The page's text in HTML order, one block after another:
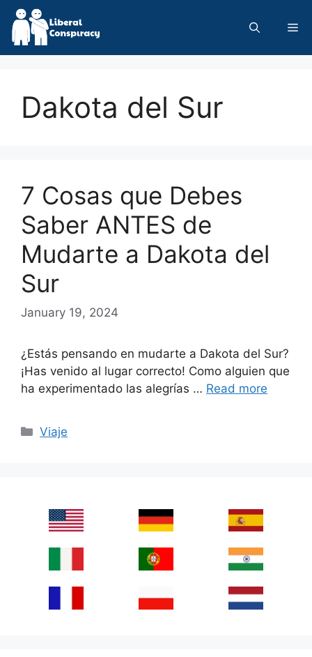
Skip
content
Dakota del Sur
7 Cosas que Debes
Saber ANTES de
Mudarte a Dakota del
Sur
January 19, 2024
¿Estás pensando en mudarte a Dakota del Sur?
¡Has venido al lugar correcto! Como alguien que
ha experimentado las alegrías … Read more
Categories
Viaje